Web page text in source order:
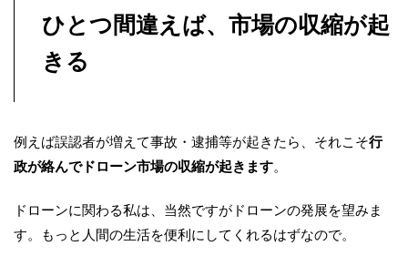
ひとつ間違えば、市場の収縮が起
きる
例えば誤認者が増えて事故・逮捕等が起きたら、それこそ行
政が絡んでドローン市場の収縮が起きます。
ドローンに関わる私は、当然ですがドローンの発展を望みま
す。もっと人間の生活を便利にしてくれるはずなので。